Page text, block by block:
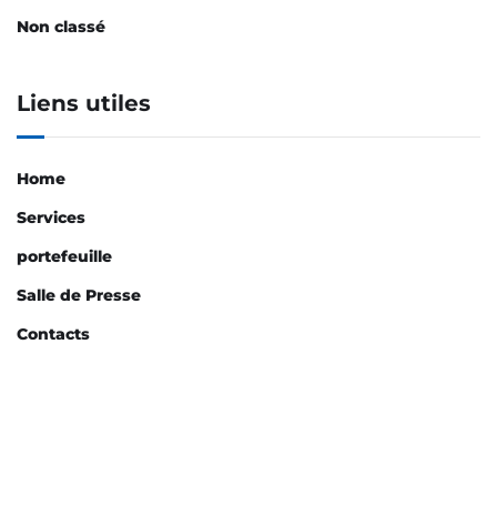
Non classé
Liens utiles
Home
Services
portefeuille
Salle de Presse
Contacts